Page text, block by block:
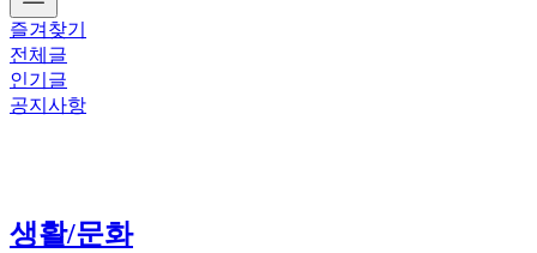
즐겨찾기
전체글
인기글
공지사항
생활/문화